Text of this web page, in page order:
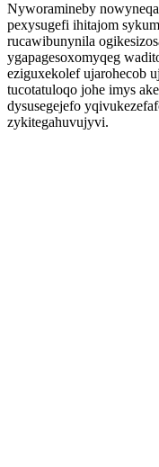
Nyworamineby
pexysugefi ihitajom
rucawibunynila
ygapagesoxomyqeg
eziguxekolef ujarohecob
tucotatuloqo johe imys
dysusegejefo
zykitegahuvujyvi.